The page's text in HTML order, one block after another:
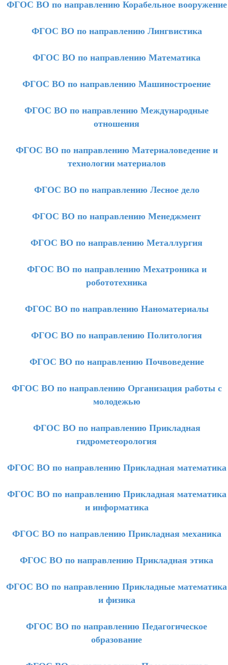
ФГОС ВО по направлению Корабельное вооружение
ФГОС ВО по направлению Лингвистика
ФГОС ВО по направлению Математика
ФГОС ВО по направлению Машиностроение
ФГОС ВО по направлению Международные
отношения
ФГОС ВО по направлению Материаловедение и
технологии материалов
ФГОС ВО по направлению Лесное дело
ФГОС ВО по направлению Менеджмент
ФГОС ВО по направлению Металлургия
ФГОС ВО по направлению Мехатроника и
робототехника
ФГОС ВО по направлению Наноматериалы
ФГОС ВО по направлению Политология
ФГОС ВО по направлению Почвоведение
ФГОС ВО по направлению Организация работы с
молодежью
ФГОС ВО по направлению Прикладная
гидрометеорология
ФГОС ВО по направлению Прикладная математика
ФГОС ВО по направлению Прикладная математика
и информатика
ФГОС ВО по направлению Прикладная механика
ФГОС ВО по направлению Прикладная этика
ФГОС ВО по направлению Прикладные математика
и физика
ФГОС ВО по направлению Педагогическое
образование